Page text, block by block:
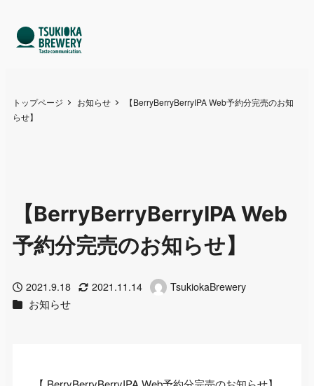
トップページ お知らせ
【BerryBerryBerryIPA Web予約分完売のお知
らせ】
【BerryBerryBerryIPA Web
予約分完売のお知らせ】
投稿日2021.9.18 更新日2021.11.14 著
TsukiokaBrewery
カテゴリー
お知らせ